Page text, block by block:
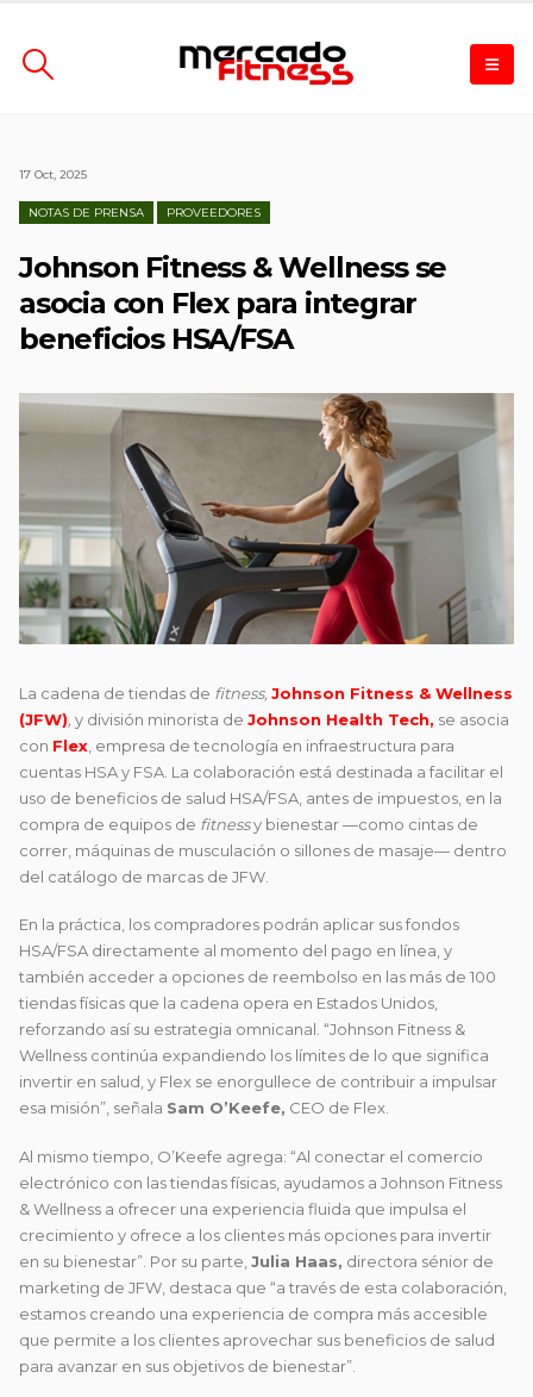
17 Oct, 2025
NOTAS DE PRENSA PROVEEDORES
Johnson Fitness & Wellness se
asocia con Flex para integrar
beneficios HSA/FSA
La cadena de tiendas de fitness, Johnson Fitness & Wellness
(JFW), y división minorista de Johnson Health Tech, se asocia
con Flex , empresa de tecnología en infraestructura para
cuentas HSA y FSA. La colaboración está destinada a facilitar el
uso de beneficios de salud HSA/FSA, antes de impuestos, en la
compra de equipos de fitnessy bienestar —como cintas de
correr, máquinas de musculación o sillones de masaje— dentro
del catálogo de marcas de JFW.
En la práctica, los compradores podrán aplicar sus fondos
HSA/FSA directamente al momento del pago en línea, y
también acceder a opciones de reembolso en las más de 100
tiendas físicas que la cadena opera en Estados Unidos,
reforzando así su estrategia omnicanal. “Johnson Fitness &
Wellness continúa expandiendo los límites de lo que significa
invertir en salud, y Flex se enorgullece de contribuir a impulsar
esa misión”, señala Sam O’Keefe, CEO de Flex.
Al mismo tiempo, O’Keefe agrega: “Al conectar el comercio
electrónico con las tiendas físicas, ayudamos a Johnson Fitness
& Wellness a ofrecer una experiencia fluida que impulsa el
crecimiento y ofrece a los clientes más opciones para invertir
en su bienestar”. Por su parte, Julia Haas, directora sénior de
marketing de JFW, destaca que “a través de esta colaboración,
estamos creando una experiencia de compra más accesible
que permite a los clientes aprovechar sus beneficios de salud
para avanzar en sus objetivos de bienestar”.